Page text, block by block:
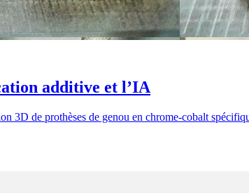
additive et l’IA
3D de prothèses de genou en chrome-cobalt